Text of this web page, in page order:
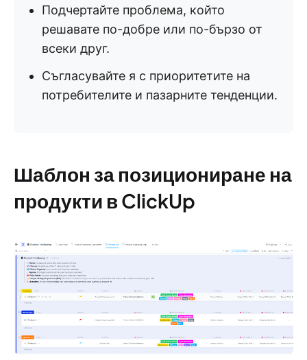
Подчертайте проблема, който
решавате по-добре или по-бързо от
всеки друг.
Съгласувайте я с приоритетите на
потребителите и пазарните тенденции.
Шаблон за позициониране на
продукти в ClickUp